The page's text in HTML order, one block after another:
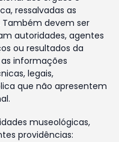
ressalvadas as
Também devem ser
autoridades, agentes
ou resultados da
informações
legais,
que não apresentem
museológicas,
providências: